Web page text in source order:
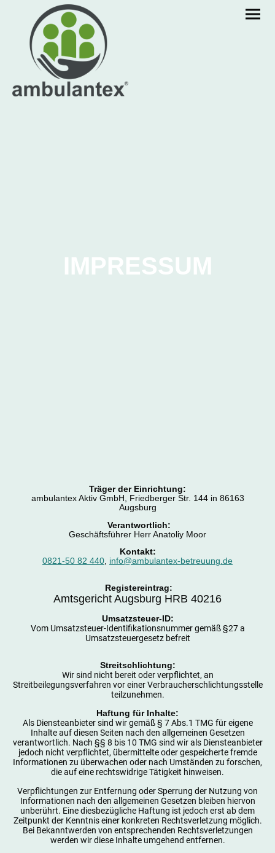
IMPRESSUM
Träger der Einrichtung:
ambulantex Aktiv GmbH, Friedberger Str. 144 in 86163
Augsburg
Verantwortlich:
Geschäftsführer Herr Anatoliy Moor
Kontakt:
0821-50 82 440, info@ambulantex-betreuung.de
Registereintrag:
Amtsgericht Augsburg HRB 40216
Umsatzsteuer-ID:
Vom Umsatzsteuer-Identifikationsnummer gemäß §27 a
Umsatzsteuergesetz befreit
Streitschlichtung:
Wir sind nicht bereit oder verpflichtet, an
Streitbeilegungsverfahren vor einer Verbraucherschlichtungsstelle
teilzunehmen.
Haftung für Inhalte:
Als Diensteanbieter sind wir gemäß § 7 Abs.1 TMG für eigene
Inhalte auf diesen Seiten nach den allgemeinen Gesetzen
verantwortlich. Nach §§ 8 bis 10 TMG sind wir als Diensteanbieter
jedoch nicht verpflichtet, übermittelte oder gespeicherte fremde
Informationen zu überwachen oder nach Umständen zu forschen,
die auf eine rechtswidrige Tätigkeit hinweisen.
Verpflichtungen zur Entfernung oder Sperrung der Nutzung von
Informationen nach den allgemeinen Gesetzen bleiben hiervon
unberührt. Eine diesbezügliche Haftung ist jedoch erst ab dem
Zeitpunkt der Kenntnis einer konkreten Rechtsverletzung möglich.
Bei Bekanntwerden von entsprechenden Rechtsverletzungen
werden wir diese Inhalte umgehend entfernen.